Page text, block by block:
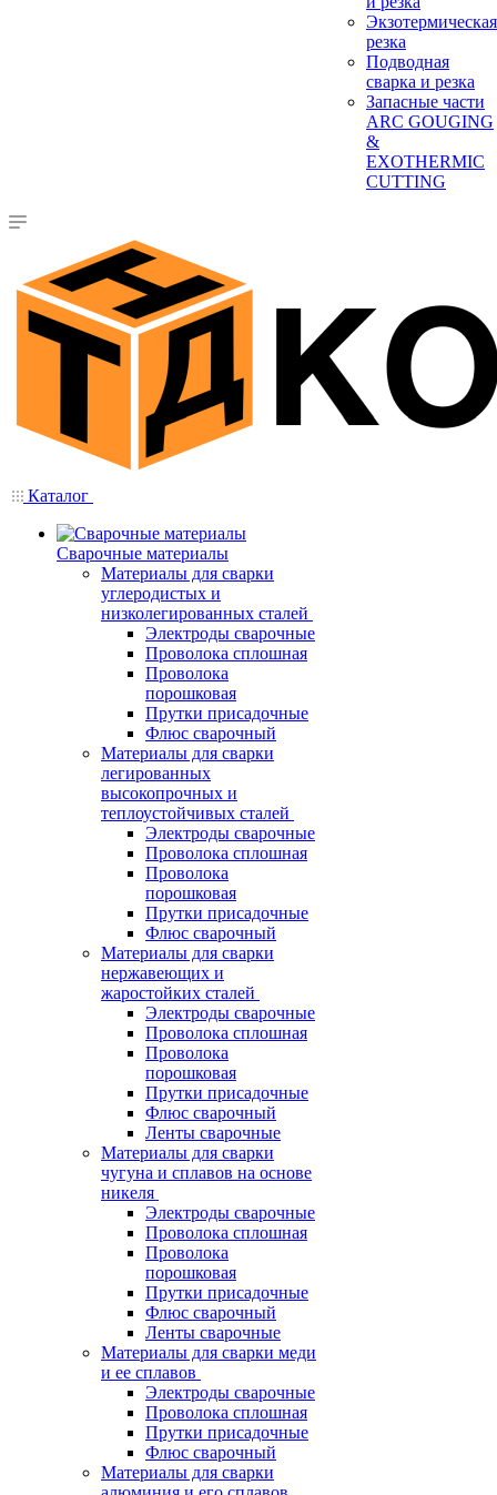
Экзотермическая
резка
Подводная
сварка и резка
Запасные части
ARC GOUGING
&
EXOTHERMIC
CUTTING
Каталог
Сварочные материалы
Материалы для сварки
углеродистых и
низколегированных сталей
Электроды сварочные
Проволока сплошная
Проволока
порошковая
Прутки присадочные
Флюс сварочный
Материалы для сварки
легированных
высокопрочных и
теплоустойчивых сталей
Электроды сварочные
Проволока сплошная
Проволока
порошковая
Прутки присадочные
Флюс сварочный
Материалы для сварки
нержавеющих и
жаростойких сталей
Электроды сварочные
Проволока сплошная
Проволока
порошковая
Прутки присадочные
Флюс сварочный
Ленты сварочные
Материалы для сварки
чугуна и сплавов на основе
никеля
Электроды сварочные
Проволока сплошная
Проволока
порошковая
Прутки присадочные
Флюс сварочный
Ленты сварочные
Материалы для сварки меди
и ее сплавов
Электроды сварочные
Проволока сплошная
Прутки присадочные
Флюс сварочный
Материалы для сварки